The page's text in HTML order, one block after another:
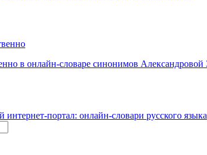
в онлайн-словаре синонимов Александровой
интернет-портал: онлайн-словари русского языка